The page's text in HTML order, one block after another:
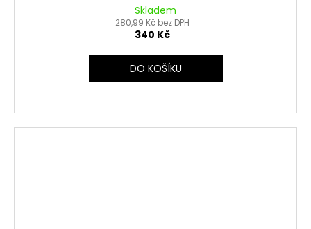
Skladem
280,99 Kč bez DPH
340 Kč
DO KOŠÍKU